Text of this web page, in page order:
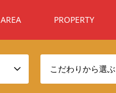
AREA PROPERTY
こだわりから選ぶ